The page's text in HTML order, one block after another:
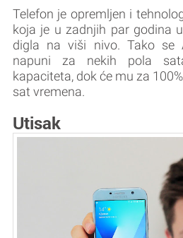
Telefon je opremljen i
koja je u zadnjih par godina
digla na viši nivo. Tako se
napuni za nekih pola
kapaciteta, dok će mu za
sat vremena.
Utisak